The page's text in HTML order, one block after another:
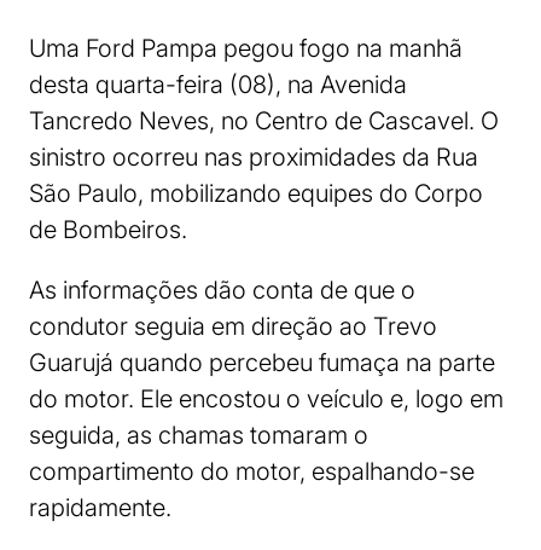
Uma Ford Pampa pegou fogo na manhã
desta quarta-feira (08), na Avenida
Tancredo Neves, no Centro de Cascavel. O
sinistro ocorreu nas proximidades da Rua
São Paulo, mobilizando equipes do Corpo
de Bombeiros.
As informações dão conta de que o
condutor seguia em direção ao Trevo
Guarujá quando percebeu fumaça na parte
do motor. Ele encostou o veículo e, logo em
seguida, as chamas tomaram o
compartimento do motor, espalhando-se
rapidamente.